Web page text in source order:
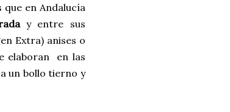
en Andalucía
y entre sus
Extra) anises o
elaboran en las
un bollo tierno y